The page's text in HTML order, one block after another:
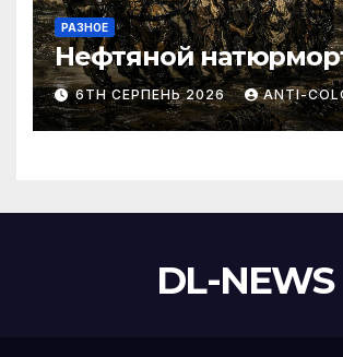
РАЗНОЕ
Нефтяной
6TH СЕРПЕНЬ 2026 ANTI-
DL-NEWS